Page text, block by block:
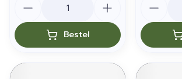
Bestel